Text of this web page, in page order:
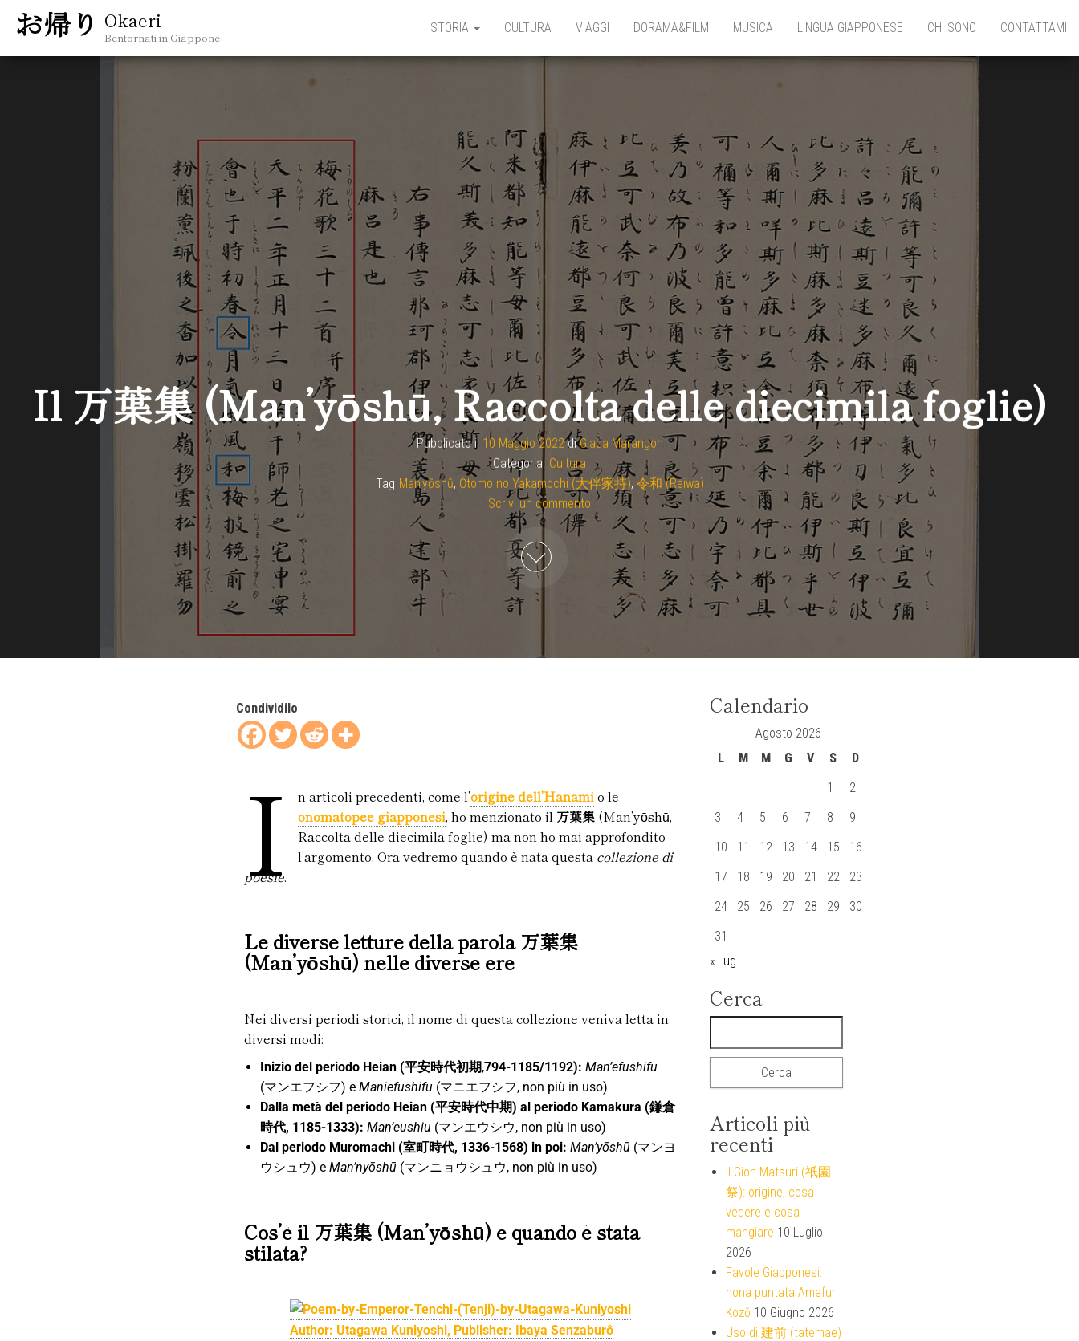
Okaeri
Bentornati in Giappone
STORIA CULTURA VIAGGI DORAMA&FILM MUSICA LINGUA GIAPPONESE CHI SONO CONTATTAMI
Il 万葉集 (Man’yōshū, Raccolta delle diecimila foglie)
Pubblicato il 10 Maggio 2022diGiada Marangon
Categoria: Cultura
Tag Man'yōshū, Ōtomo no Yakamochi (大伴家持), 令和 (Reiwa)
Scrivi un commento
Condividilo
I n articoli precedenti, come l’origine dell’Hanamio le
onomatopee giapponesi, ho menzionato il 万葉集 (Man’yōshū,
Raccolta delle diecimila foglie) ma non ho mai approfondito
l’argomento. Ora vedremo quando è nata questa collezione di
poesie.
Le diverse letture della parola 万葉集
(Man’yōshū) nelle diverse ere
Nei diversi periodi storici, il nome di questa collezione veniva letta in
diversi modi:
Inizio del periodo Heian (平安時代初期,794-1185/1192): Man’efushifu
(マンエフシフ) e Maniefushifu (マニエフシフ, non più in uso)
Dalla metà del periodo Heian (平安時代中期) al periodo Kamakura (鎌倉
時代, 1185-1333): Man’eushiu (マンエウシウ, non più in uso)
Dal periodo Muromachi (室町時代, 1336-1568) in poi: Man’yōshū (マンヨ
ウシュウ) e Man’nyōshū (マンニョウシュウ, non più in uso)
Cos’è il 万葉集 (Man’yōshū) e quando è stata
stilata?
Author: Utagawa Kuniyoshi, Publisher: Ibaya Senzaburô
Calendario
Agosto 2026
L
M M G V S
D
1
2
3
4 5 6 7 8
9
10
11 12 13 14 15
16
17
18 19 20 21 22
23
24
25 26 27 28 29
30
31
« Lug
Cerca
Articoli più
recenti
Il Gion Matsuri (祇園
祭): origine, cosa
vedere e cosa
mangiare 10 Luglio
2026
Favole Giapponesi:
nona puntata Amefuri
Kozō 10 Giugno 2026
Uso di 建前 (tatemae)